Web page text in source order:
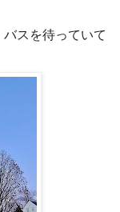
スを待っていて